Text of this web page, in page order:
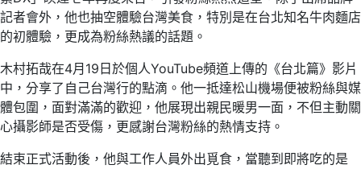
記者會外，他也抽空體驗台灣美食，特別是在台北知名牛肉麵店
的初體驗，更成為粉絲熱議的話題。
木村拓哉在4月19日於個人YouTube頻道上傳的《台北篇》影片
中，分享了自己台灣行的點滴。他一抵達松山機場便被粉絲與媒
體包圍，面對滿滿的歡迎，他展現出親民暖男一面，不但主動關
心攝影師是否受傷，更感謝台灣粉絲的熱情支持。
結束正式活動後，他與工作人員外出覓食，當聽到即將吃的是